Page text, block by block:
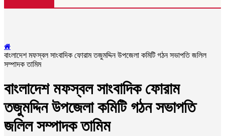
বাংলাদেশ মফস্বল সাংবাদিক ফোরাম তজুমদ্দিন উপজেলা কমিটি গঠন সভাপতি জলিল
সম্পাদক তামিম
বাংলাদেশ মফস্বল সাংবাদিক ফোরাম
তজুমদ্দিন উপজেলা কমিটি গঠন সভাপতি
জলিল সম্পাদক তামিম